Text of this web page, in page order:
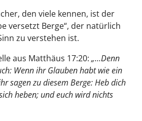
den viele kennen, ist der
versetzt Berge“, der natürlich
zu verstehen ist.
aus Matthäus 17:20: „…Denn
Wenn ihr Glauben habt wie ein
sagen zu diesem Berge: Heb dich
heben; und euch wird nichts